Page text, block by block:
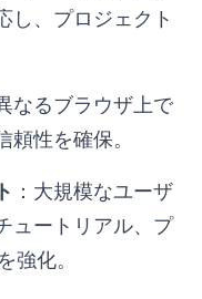
し、プロジェクト
なるブラウザ上で
性を確保。
：大規模なユーザ
ュートリアル、プ
強化。